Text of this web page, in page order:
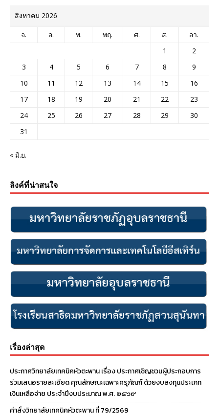
สิงหาคม 2026
จ. อ. พ. พฤ. ศ. ส.
อา.
1
2
3
4 5 6 7 8
9
10
11 12 13 14 15
16
17
18 19 20 21 22
23
24
25 26 27 28 29
30
31
« มิ.ย.
ลิงค์ที่น่าสนใจ
เรื่องล่าสุด
ประกาศวิทยาลัยเทคนิคหัวตะพาน เรื่อง ประกาศเชิญชวนผู้ประกอบการ
ร่วมเสนอรายละเอียด คุณลักษณะเฉพาะครุภัณฑ์ ด้วยงบลงทุนประเภท
เงินเหลือจ่าย ประจําปีงบประมาณ พ.ศ. ๒๕๖๙
คำสั่งวิทยาลัยเทคนิคหัวตะพาน ที่ 79/2569